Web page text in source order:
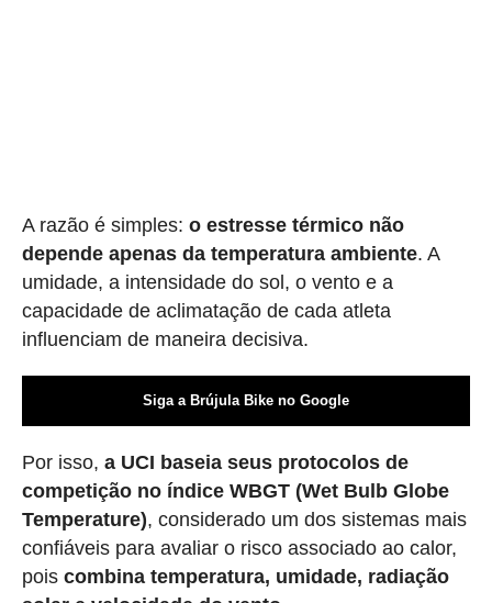
A razão é simples: o estresse térmico não
depende apenas da temperatura ambiente. A
umidade, a intensidade do sol, o vento e a
capacidade de aclimatação de cada atleta
influenciam de maneira decisiva.
Siga a Brújula Bike no Google
Por isso, a UCI baseia seus protocolos de
competição no índice WBGT (Wet Bulb Globe
Temperature), considerado um dos sistemas mais
confiáveis para avaliar o risco associado ao calor,
pois combina temperatura, umidade, radiação